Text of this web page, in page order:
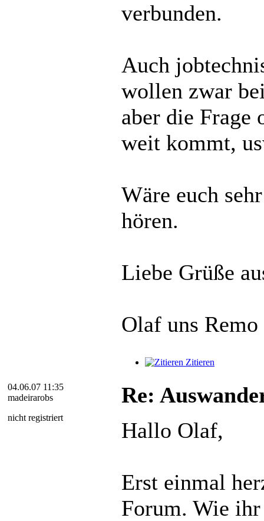
verbunden.
Auch
wollen zwar
aber die Frage
weit kommt,
Wäre euch
hören.
Liebe Grüße
Olaf uns Remo
Zitieren
04.06.07 11:35
madeirarobs
nicht registriert
Re:
Hallo Olaf,
Erst einmal
Forum. Wie